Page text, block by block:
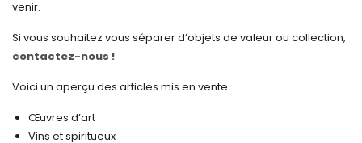
décembre 2024
novembre 2024
octobre 2024
venir.
Si vous souhaitez vous séparer d’objets de valeur ou collection,
contactez-nous !
Voici un aperçu des articles mis en vente:
Œuvres d’art
Vins et spiritueux